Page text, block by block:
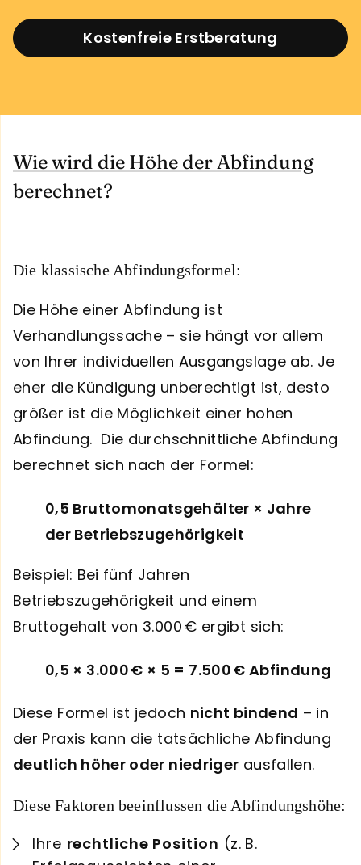
Kostenfreie Erstberatung
Wie wird die Höhe der Abfindung
berechnet?
Die klassische Abfindungsformel:
Die Höhe einer Abfindung ist
Verhandlungssache – sie hängt vor allem
von Ihrer individuellen Ausgangslage ab. Je
eher die Kündigung unberechtigt ist, desto
größer ist die Möglichkeit einer hohen
Abfindung. Die durchschnittliche Abfindung
berechnet sich nach der Formel:
0,5 Bruttomonatsgehälter × Jahre
der Betriebszugehörigkeit
Beispiel: Bei fünf Jahren
Betriebszugehörigkeit und einem
Bruttogehalt von 3.000 € ergibt sich:
0,5 × 3.000 € × 5 = 7.500 € Abfindung
Diese Formel ist jedoch nicht bindend – in
der Praxis kann die tatsächliche Abfindung
deutlich höher oder niedriger ausfallen.
Diese Faktoren beeinflussen die Abfindungshöhe:
Ihre rechtliche Position (z. B.